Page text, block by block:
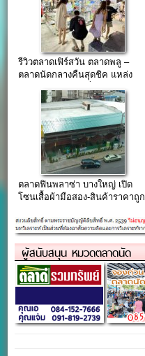
รีวิวตลาดเฟิร์สวัน ตลาดพลู –
ตลาดนัดกลางคืนสุดชิค แหล่ง
รวมความสุขยามค่ำคืนของคน
ฝั่งธน!
ตลาดฟินพลาซ่า บางใหญ่ เปิด
โซนเสื้อผ้ามือสอง-สินค้าราคาถูก
ผู้สนับสนุน หมวดตลาดนัด